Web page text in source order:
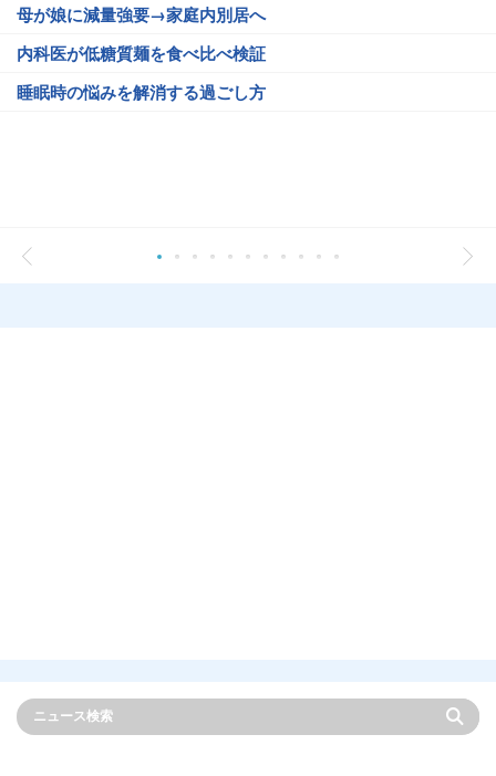
母が娘に減量強要→家庭内別居へ
内科医が低糖質麺を食べ比べ検証
睡眠時の悩みを解消する過ごし方